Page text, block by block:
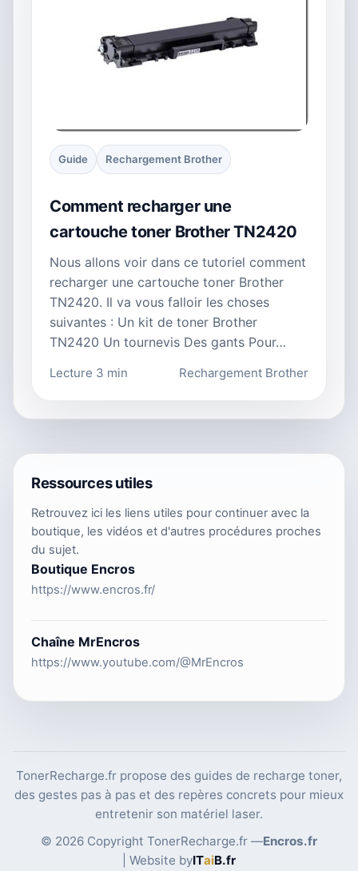
Guide Rechargement Brother
Comment recharger une
cartouche toner Brother TN2420
Nous allons voir dans ce tutoriel comment
recharger une cartouche toner Brother
TN2420. Il va vous falloir les choses
suivantes : Un kit de toner Brother
TN2420 Un tournevis Des gants Pour…
Lecture 3 min Rechargement Brother
Ressources utiles
Retrouvez ici les liens utiles pour continuer avec la
boutique, les vidéos et d'autres procédures proches
du sujet.
Boutique Encros
https://www.encros.fr/
Chaîne MrEncros
https://www.youtube.com/@MrEncros
TonerRecharge.fr propose des guides de recharge toner,
des gestes pas à pas et des repères concrets pour mieux
entretenir son matériel laser.
© 2026 Copyright TonerRecharge.fr —Encros.fr
| Website byITaiB.fr